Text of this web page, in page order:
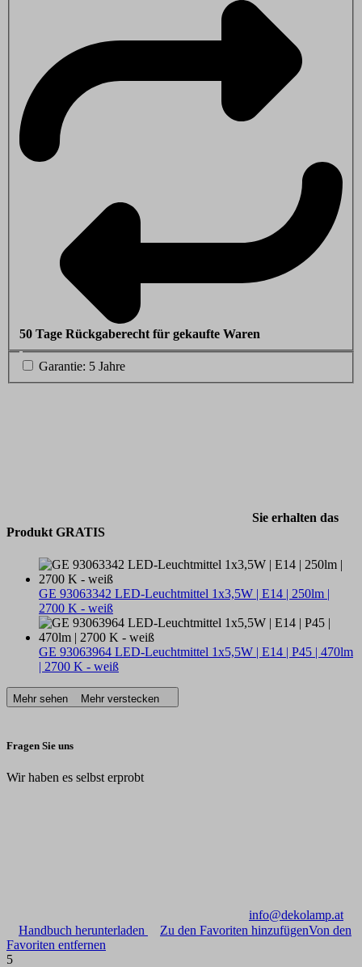
50 Tage Rückgaberecht für gekaufte Waren
Garantie: 5 Jahre
Sie erhalten das
Produkt GRATIS
GE 93063342 LED-Leuchtmittel 1x3,5W | E14 | 250lm |
2700 K - weiß
GE 93063964 LED-Leuchtmittel 1x5,5W | E14 | P45 | 470lm
| 2700 K - weiß
Mehr sehen Mehr verstecken
Fragen Sie uns
Wir haben es selbst erprobt
info@dekolamp.at
Handbuch herunterladen
Zu den Favoriten hinzufügenVon den
Favoriten entfernen
5